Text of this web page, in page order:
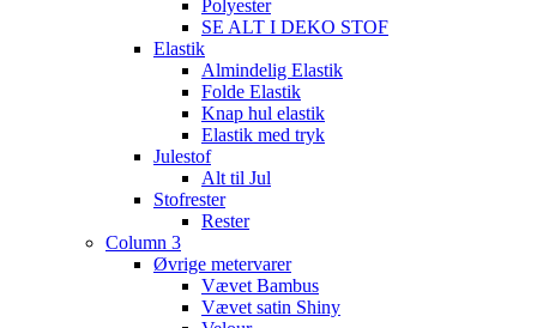
Polyester
SE ALT I DEKO STOF
Elastik
Almindelig Elastik
Folde Elastik
Knap hul elastik
Elastik med tryk
Julestof
Alt til Jul
Stofrester
Rester
Column 3
Øvrige metervarer
Vævet Bambus
Vævet satin Shiny